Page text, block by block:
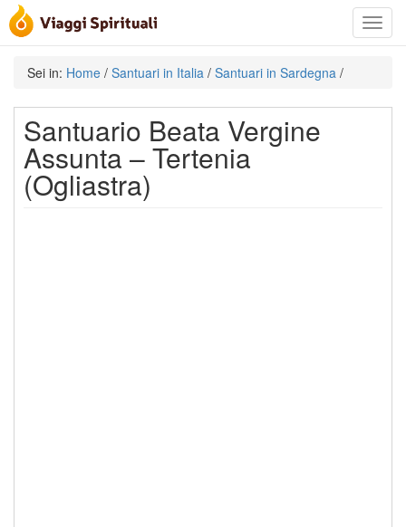
Toggle
Sei in: Home / Santuari in Italia / Santuari in Sardegna /
Santuario Beata Vergine
Assunta – Tertenia
(Ogliastra)